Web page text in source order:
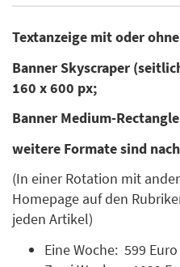
Textanzeige mit oder
Banner Skyscraper
160 x 600 px;
Banner Medium-
weitere Formate sind
(In einer Rotation mit
Homepage auf den
jeden Artikel)
Eine Woche: 599 Euro